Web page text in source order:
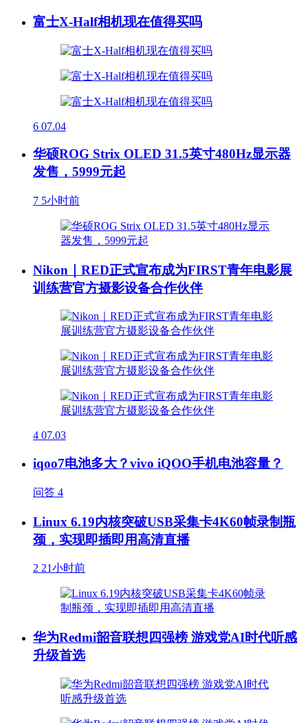
富士X-Half相机现在值得买吗
6 07.04
华硕ROG Strix OLED 31.5英寸480Hz显示器
发售，5999元起
7 5小时前
Nikon｜RED正式宣布成为FIRST青年电影展
训练营官方摄影设备合作伙伴
4 07.03
iqoo7电池多大？vivo iQOO手机电池容量？
问答 4
Linux 6.19内核突破USB采集卡4K60帧录制瓶
颈，实现即插即用高清直播
2 21小时前
华为Redmi韶音联想四强榜 游戏党AI时代听感
升级首选